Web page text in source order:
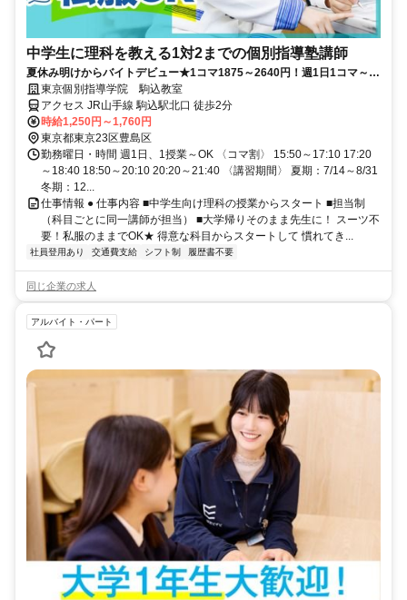
中学生に理科を教える1対2までの個別指導塾講師
夏休み明けからバイトデビュー★1コマ1875～2640円！週1日1コマ～私
服でok◎
東京個別指導学院 駒込教室
アクセス JR山手線 駒込駅北口 徒歩2分
時給1,250円～1,760円
東京都東京23区豊島区
勤務曜日・時間 週1日、1授業～OK 〈コマ割〉 15:50～17:10 17:20
～18:40 18:50～20:10 20:20～21:40 〈講習期間〉 夏期：7/14～8/31
冬期：12...
仕事情報 ● 仕事内容 ■中学生向け理科の授業からスタート ■担当制
（科目ごとに同一講師が担当） ■大学帰りそのまま先生に！ スーツ不
要！私服のままでOK★ 得意な科目からスタートして 慣れてき...
社員登用あり 交通費支給 シフト制 履歴書不要
同じ企業の求人
アルバイト・パート